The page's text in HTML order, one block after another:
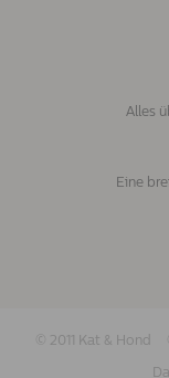
Alles
Eine
© 2011 Kat & Hond